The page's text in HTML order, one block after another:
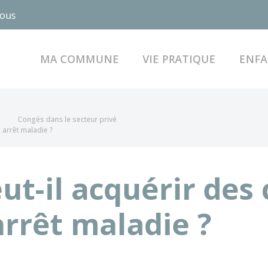
MA COMMUNE VIE PRATIQUE
Congés dans le secteur privé
maladie ?
il acquérir des
maladie ?